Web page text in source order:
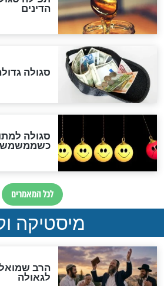
אחרית הימים
האם אפשר
מה יהיה בימות
"לפני הגאולה
והכחשה גדולה
האמונה"